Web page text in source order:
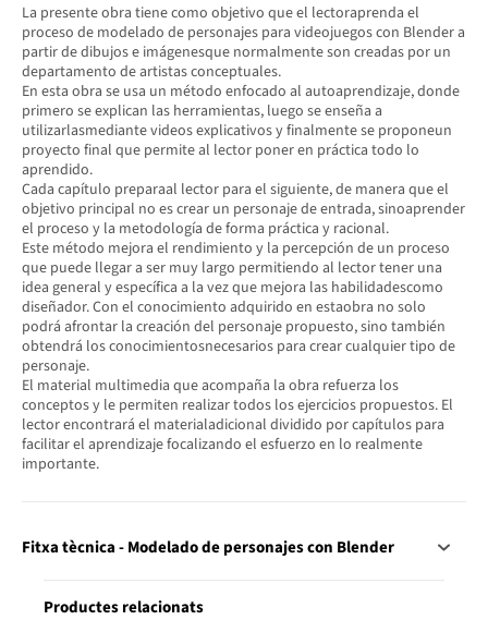
La presente obra tiene como objetivo que el lectoraprenda el
proceso de modelado de personajes para videojuegos con Blender a
partir de dibujos e imágenesque normalmente son creadas por un
departamento de artistas conceptuales.
En esta obra se usa un método enfocado al autoaprendizaje, donde
primero se explican las herramientas, luego se enseña a
utilizarlasmediante videos explicativos y finalmente se proponeun
proyecto final que permite al lector poner en práctica todo lo
aprendido.
Cada capítulo preparaal lector para el siguiente, de manera que el
objetivo principal no es crear un personaje de entrada, sinoaprender
el proceso y la metodología de forma práctica y racional.
Este método mejora el rendimiento y la percepción de un proceso
que puede llegar a ser muy largo permitiendo al lector tener una
idea general y específica a la vez que mejora las habilidadescomo
diseñador. Con el conocimiento adquirido en estaobra no solo
podrá afrontar la creación del personaje propuesto, sino también
obtendrá los conocimientosnecesarios para crear cualquier tipo de
personaje.
El material multimedia que acompaña la obra refuerza los
conceptos y le permiten realizar todos los ejercicios propuestos. El
lector encontrará el materialadicional dividido por capítulos para
facilitar el aprendizaje focalizando el esfuerzo en lo realmente
importante.
Fitxa tècnica - Modelado de personajes con Blender
Productes relacionats